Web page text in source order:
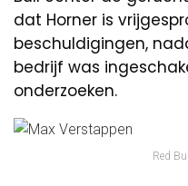
dat Horner is
beschuldigingen,
bedrijf was
onderzoeken.
Red